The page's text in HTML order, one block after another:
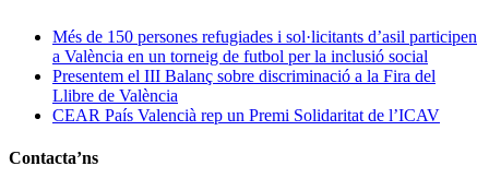
Més de 150 persones refugiades i sol·licitants d’asil participen
a València en un torneig de futbol per la inclusió social
Presentem el III Balanç sobre discriminació a la Fira del
Llibre de València
CEAR País Valencià rep un Premi Solidaritat de l’ICAV
Contacta’ns